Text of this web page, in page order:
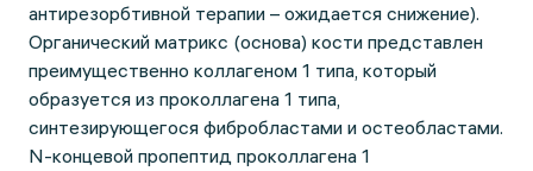
антирезорбтивной терапии – ожидается снижение).
Органический матрикс (основа) кости представлен
преимущественно коллагеном 1 типа, который
образуется из проколлагена 1 типа,
синтезирующегося фибробластами и остеобластами.
N-концевой пропептид проколлагена 1